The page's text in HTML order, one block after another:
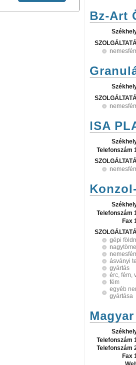
Bz-Art
ISA
Telefonszám
Telefonszám
Fax
gépi
ásványi
gyártás
érc, fém,
fém
egyéb
gyártása
Telefonszám
Telefonszám
Fax